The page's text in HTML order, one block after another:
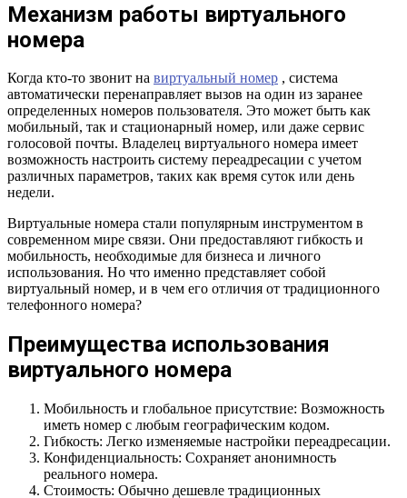
Механизм работы виртуального
номера
Когда кто-то звонит на виртуальный номер , система
автоматически перенаправляет вызов на один из заранее
определенных номеров пользователя. Это может быть как
мобильный, так и стационарный номер, или даже сервис
голосовой почты. Владелец виртуального номера имеет
возможность настроить систему переадресации с учетом
различных параметров, таких как время суток или день
недели.
Виртуальные номера стали популярным инструментом в
современном мире связи. Они предоставляют гибкость и
мобильность, необходимые для бизнеса и личного
использования. Но что именно представляет собой
виртуальный номер, и в чем его отличия от традиционного
телефонного номера?
Преимущества использования
виртуального номера
Мобильность и глобальное присутствие: Возможность
иметь номер с любым географическим кодом.
Гибкость: Легко изменяемые настройки переадресации.
Конфиденциальность: Сохраняет анонимность
реального номера.
Стоимость: Обычно дешевле традиционных